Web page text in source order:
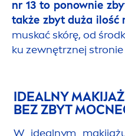
nr 13 to ponownie
także zbyt duża ilość
muskać skórę, od
ku zewnętrznej
IDEALNY
BEZ ZBYT
W idealnym